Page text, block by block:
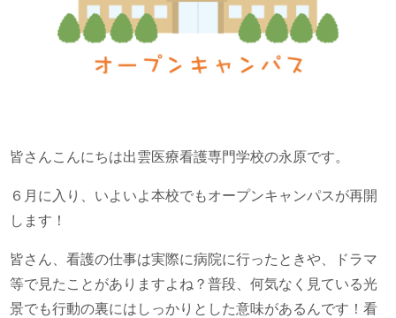
皆さんこんにちは出雲医療看護専門学校の永原です。
６月に入り、いよいよ本校でもオープンキャンパスが再開
します！
皆さん、看護の仕事は実際に病院に行ったときや、ドラマ
等で見たことがありますよね？普段、何気なく見ている光
景でも行動の裏にはしっかりとした意味があるんです！看